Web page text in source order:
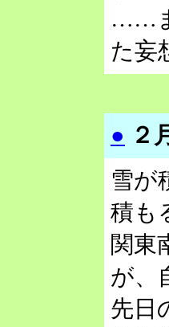
……
た妄
● ２
雪が
積も
関東
が、
先日